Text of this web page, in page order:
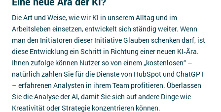
Die Art und Weise, wie wir KI in unserem Alltag und im
Arbeitsleben einsetzen, entwickelt sich ständig weiter. Wenn
man den Initiatoren dieser Initiative Glauben schenken darf, ist
diese Entwicklung ein Schritt in Richtung einer neuen KI‑Ära.
Ihnen zufolge können Nutzer so von einem „kostenlosen“ –
natürlich zahlen Sie für die Dienste von HubSpot und ChatGPT
– erfahrenen Analysten in ihrem Team profitieren. Überlassen
Sie die Analyse der AI, damit Sie sich auf andere Dinge wie
Kreativität oder Strategie konzentrieren können.